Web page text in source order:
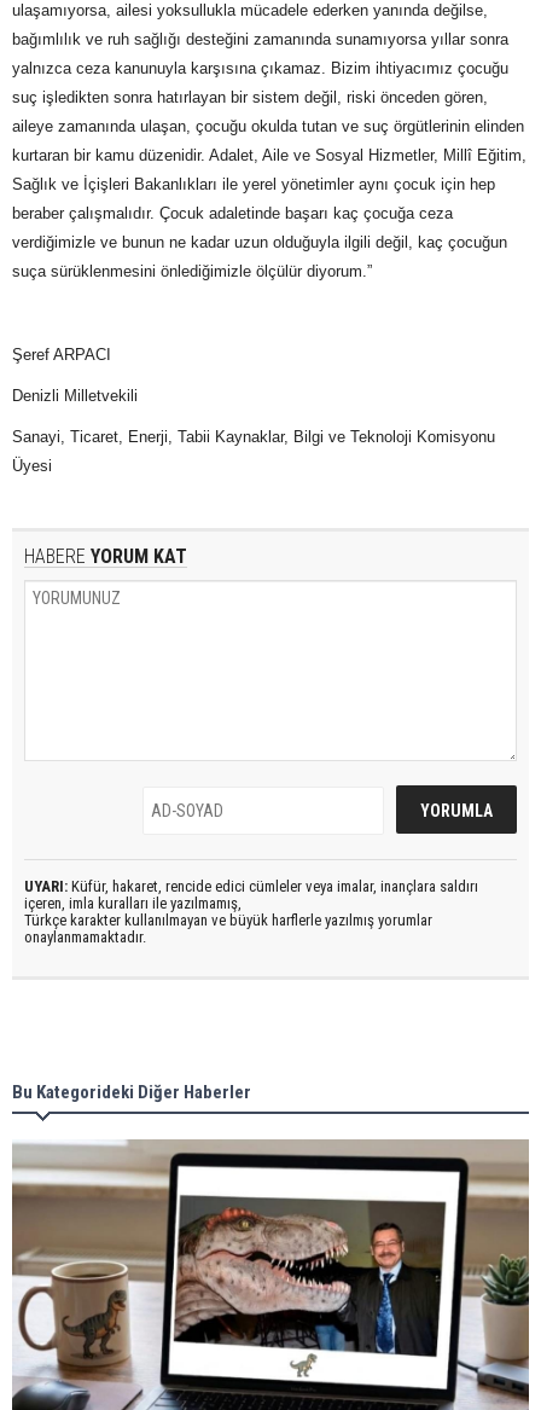
ulaşamıyorsa, ailesi yoksullukla mücadele ederken yanında değilse,
bağımlılık ve ruh sağlığı desteğini zamanında sunamıyorsa yıllar sonra
yalnızca ceza kanunuyla karşısına çıkamaz. Bizim ihtiyacımız çocuğu
suç işledikten sonra hatırlayan bir sistem değil, riski önceden gören,
aileye zamanında ulaşan, çocuğu okulda tutan ve suç örgütlerinin elinden
kurtaran bir kamu düzenidir. Adalet, Aile ve Sosyal Hizmetler, Millî Eğitim,
Sağlık ve İçişleri Bakanlıkları ile yerel yönetimler aynı çocuk için hep
beraber çalışmalıdır. Çocuk adaletinde başarı kaç çocuğa ceza
verdiğimizle ve bunun ne kadar uzun olduğuyla ilgili değil, kaç çocuğun
suça sürüklenmesini önlediğimizle ölçülür diyorum.”
Şeref ARPACI
Denizli Milletvekili
Sanayi, Ticaret, Enerji, Tabii Kaynaklar, Bilgi ve Teknoloji Komisyonu
Üyesi
HABERE YORUM KAT
UYARI: Küfür, hakaret, rencide edici cümleler veya imalar, inançlara saldırı
içeren, imla kuralları ile yazılmamış,
Türkçe karakter kullanılmayan ve büyük harflerle yazılmış yorumlar
onaylanmamaktadır.
Bu Kategorideki Diğer Haberler